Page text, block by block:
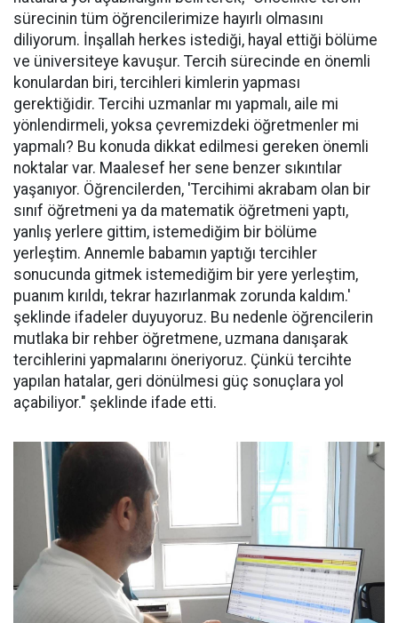
sürecinin tüm öğrencilerimize hayırlı olmasını
diliyorum. İnşallah herkes istediği, hayal ettiği bölüme
ve üniversiteye kavuşur. Tercih sürecinde en önemli
konulardan biri, tercihleri kimlerin yapması
gerektiğidir. Tercihi uzmanlar mı yapmalı, aile mi
yönlendirmeli, yoksa çevremizdeki öğretmenler mi
yapmalı? Bu konuda dikkat edilmesi gereken önemli
noktalar var. Maalesef her sene benzer sıkıntılar
yaşanıyor. Öğrencilerden, 'Tercihimi akrabam olan bir
sınıf öğretmeni ya da matematik öğretmeni yaptı,
yanlış yerlere gittim, istemediğim bir bölüme
yerleştim. Annemle babamın yaptığı tercihler
sonucunda gitmek istemediğim bir yere yerleştim,
puanım kırıldı, tekrar hazırlanmak zorunda kaldım.'
şeklinde ifadeler duyuyoruz. Bu nedenle öğrencilerin
mutlaka bir rehber öğretmene, uzmana danışarak
tercihlerini yapmalarını öneriyoruz. Çünkü tercihte
yapılan hatalar, geri dönülmesi güç sonuçlara yol
açabiliyor." şeklinde ifade etti.